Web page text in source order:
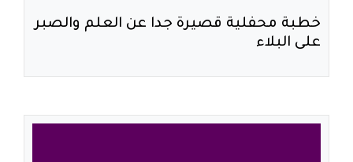
خطبة محفلية قصيرة جدا عن العلم والصبر
على البلاء